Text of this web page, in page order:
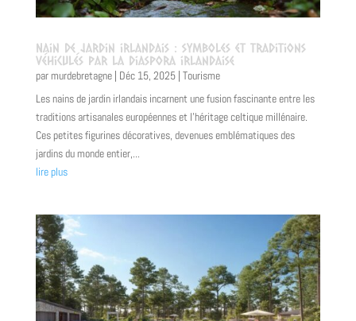
Nain de jardin irlandais : symboles et traditions
véhiculés par la diaspora irlandaise
parmurdebretagne| Déc 15, 2025| Tourisme
Les nains de jardin irlandais incarnent une fusion fascinante entre les
traditions artisanales européennes et l'héritage celtique millénaire.
Ces petites figurines décoratives, devenues emblématiques des
jardins du monde entier,...
lire plus